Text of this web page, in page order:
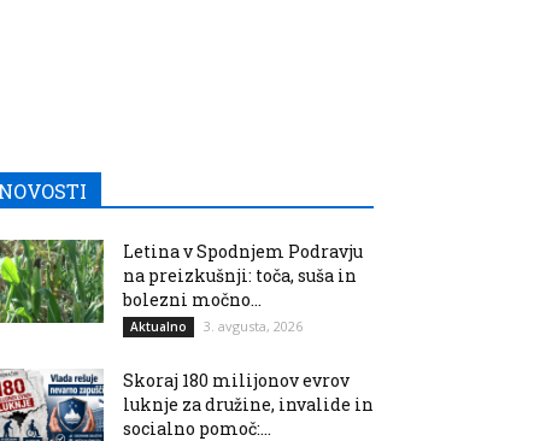
Letina v Spodnjem Podravju
na preizkušnji: toča, suša in
bolezni močno...
Aktualno 3. avgusta, 2026
Skoraj 180 milijonov evrov
luknje za družine, invalide in
socialno pomoč:...